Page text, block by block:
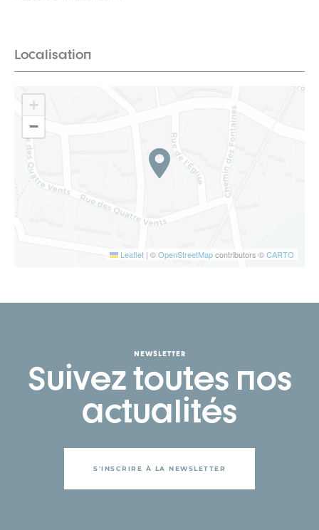
Localisation
+
−
Leaflet | ©OpenStreetMapcontributors ©CARTO
NEWSLETTER
Suivez toutes nos
actualités
S'INSCRIRE À LA NEWSLETTER